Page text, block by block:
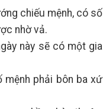
chiếu mệnh, có số
nhờ vả.
này sẽ có một gia
mệnh phải bôn ba xứ